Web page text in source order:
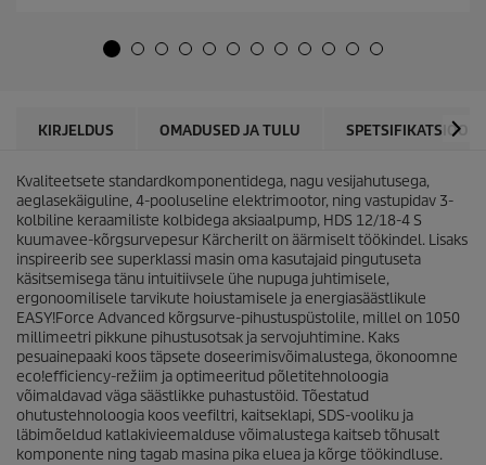
e
KIRJELDUS OMADUSED JA TULU
Kvaliteetsete standardkomponentidega, nagu vesijahutusega,
aeglasekäiguline, 4-pooluseline elektrimootor, ning vastupidav 3-
kolbiline keraamiliste kolbidega aksiaalpump, HDS 12/18-4 S
kuumavee-kõrgsurvepesur Kärcherilt on äärmiselt töökindel. Lisaks
inspireerib see superklassi masin oma kasutajaid pingutuseta
käsitsemisega tänu intuitiivsele ühe nupuga juhtimisele,
ergonoomilisele tarvikute hoiustamisele ja energiasäästlikule
EASY!Force Advanced kõrgsurve-pihustuspüstolile, millel on 1050
millimeetri pikkune pihustusotsak ja servojuhtimine. Kaks
pesuainepaaki koos täpsete doseerimisvõimalustega, ökonoomne
eco!efficiency-režiim ja optimeeritud põletitehnoloogia
võimaldavad väga säästlikke puhastustöid. Tõestatud
ohutustehnoloogia koos veefiltri, kaitseklapi, SDS-vooliku ja
läbimõeldud katlakivieemalduse võimalustega kaitseb tõhusalt
komponente ning tagab masina pika eluea ja kõrge töökindluse.